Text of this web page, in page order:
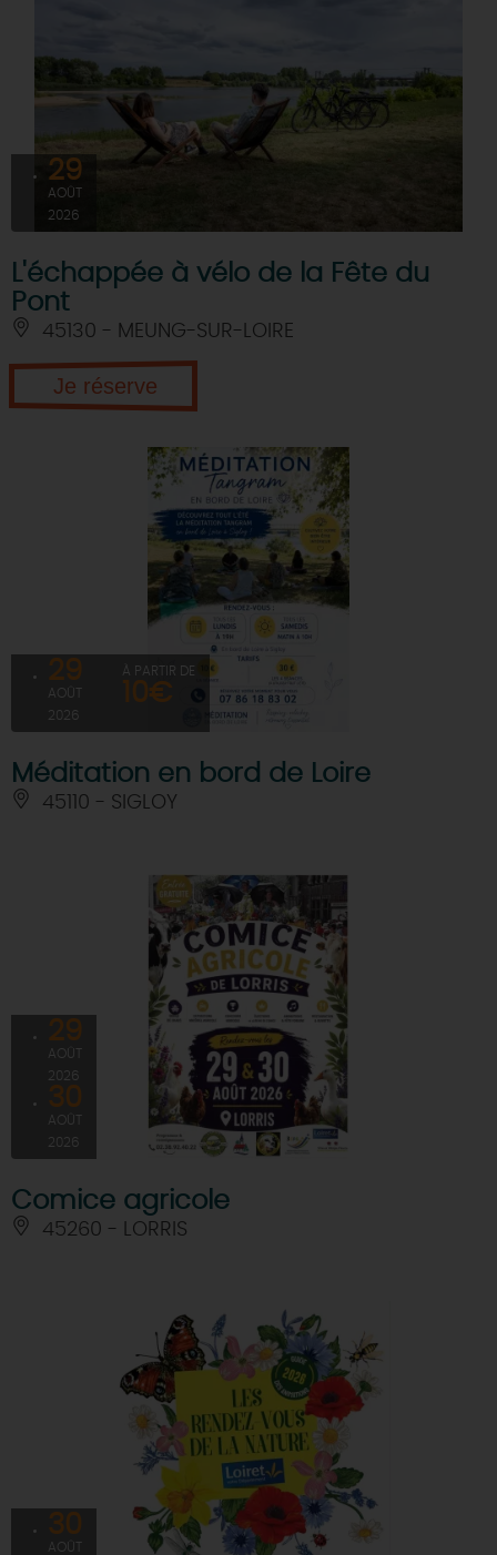
29
AOÛT
2026
L'échappée à vélo de la Fête du
Pont
45130 - MEUNG-SUR-LOIRE
Je réserve
29
AOÛT
2026
À PARTIR DE
10€
Méditation en bord de Loire
45110 - SIGLOY
29
AOÛT
2026
30
AOÛT
2026
Comice agricole
45260 - LORRIS
30
AOÛT